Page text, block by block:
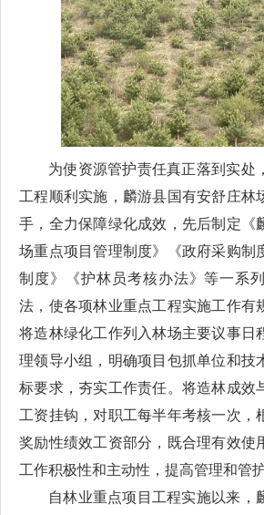
为使资源管护责任真正落到实处
工程顺利实施，麟游县国有安舒庄林
手，全力保障绿化成效，先后制定《
场重点项目管理制度》《政府采购制
制度》《护林员考核办法》等一系
法，使各项林业重点工程实施工作有
将造林绿化工作列入林场主要议事日
理领导小组，明确项目包抓单位和技
标要求，夯实工作责任。将造林成效
工资挂钩，对职工每半年考核一次，
奖励性绩效工资部分，既合理有效使
工作积极性和主动性，提高管理和管
自林业重点项目工程实施以来，